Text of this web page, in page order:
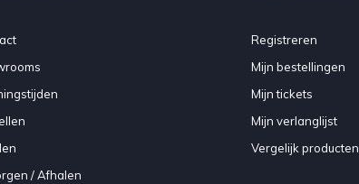
/ Afhalen
Registreren
Mijn bestellingen
Mijn tickets
Mijn verlanglijst
Vergelijk producten